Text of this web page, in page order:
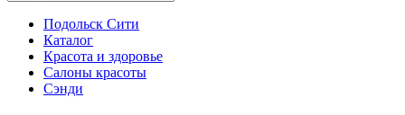
Подольск Сити
Каталог
Красота и здоровье
Салоны красоты
Сэнди